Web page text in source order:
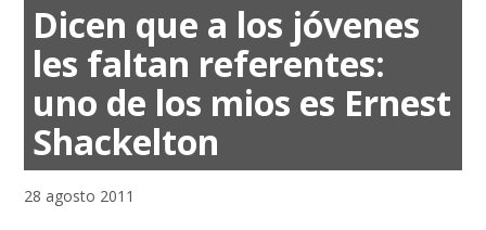
Dicen que a los jóvenes
les faltan referentes:
uno de los mios es Ernest
Shackelton
28 agosto 2011